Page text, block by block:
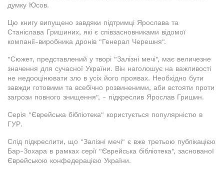
думку Юсов.
Цю книгу випущено завдяки підтримці Ярослава та
Станіслава Гришиних, які є співзасновниками відомої
компанії-виробника дронів "Генерал Черешня".
"Сюжет, представлений у творі "Залізні мечі", має величезне
значення для сучасної України. Він наголошує на важливості
не недооцінювати зло в усіх його проявах. Необхідно бути
завжди готовими та всебічно розвиненими, аби встояти проти
загрози повного знищення", - підкреслив Ярослав Гришин.
Серія "Єврейська бібліотека" користується популярністю в
ГУР.
Слід підкреслити, що "Залізні мечі" є вже третьою публікацією
Бар-Зохара в рамках серії "Єврейська бібліотека", заснованої
Єврейською конфедерацією України.